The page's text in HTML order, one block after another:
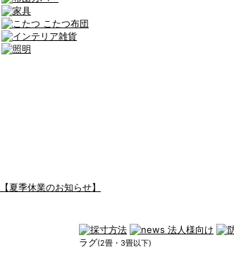
【夏季休業のお知らせ】
ラグ(2畳・3畳以下)